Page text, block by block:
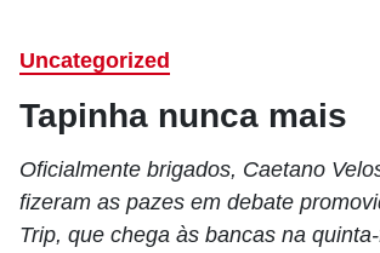
Uncategorized
Tapinha nunca mais
Oficialmente brigados, Caetano
fizeram as pazes em debate
Trip, que chega às bancas na